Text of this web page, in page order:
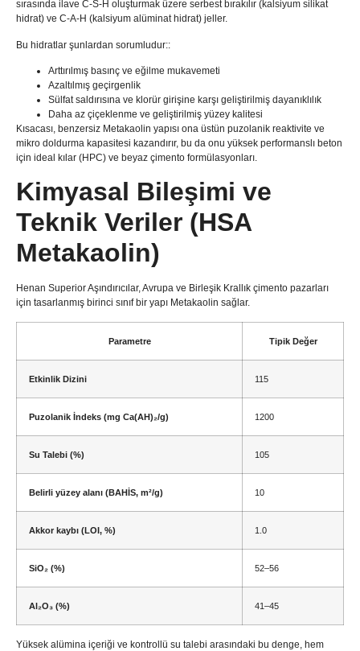
sırasında ilave C-S-H oluşturmak üzere serbest bırakılır (kalsiyum silikat
hidrat) ve C-A-H (kalsiyum alüminat hidrat) jeller.
Bu hidratlar şunlardan sorumludur::
Arttırılmış basınç ve eğilme mukavemeti
Azaltılmış geçirgenlik
Sülfat saldırısına ve klorür girişine karşı geliştirilmiş dayanıklılık
Daha az çiçeklenme ve geliştirilmiş yüzey kalitesi
Kısacası, benzersiz Metakaolin yapısı ona üstün puzolanik reaktivite ve
mikro doldurma kapasitesi kazandırır, bu da onu yüksek performanslı beton
için ideal kılar (HPC) ve beyaz çimento formülasyonları.
Kimyasal Bileşimi ve
Teknik Veriler (HSA
Metakaolin)
Henan Superior Aşındırıcılar, Avrupa ve Birleşik Krallık çimento pazarları
için tasarlanmış birinci sınıf bir yapı Metakaolin sağlar.
Parametre Tipik Değer
Etkinlik Dizini 115
Puzolanik İndeks (mg Ca(AH)₂/g) 1200
Su Talebi (%) 105
Belirli yüzey alanı (BAHİS, m²/g) 10
Akkor kaybı (LOI, %) 1.0
SiO₂ (%) 52–56
Al₂O₃ (%) 41–45
Yüksek alümina içeriği ve kontrollü su talebi arasındaki bu denge, hem